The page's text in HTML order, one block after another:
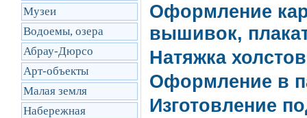
Музеи
Водоемы, озера
Абрау-Дюрсо
Арт-объекты
Малая земля
Набережная
Оформление
вышивок,
Натяжка
Оформление в
Изготовление